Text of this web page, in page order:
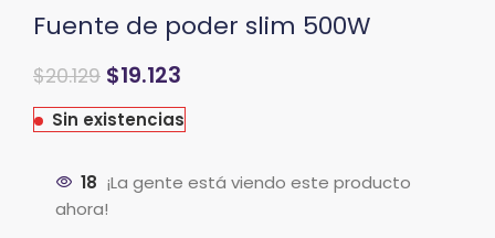
Fuente de poder slim 500W
$20.129 $19.123
Sin existencias
18 ¡La gente está viendo este producto
ahora!